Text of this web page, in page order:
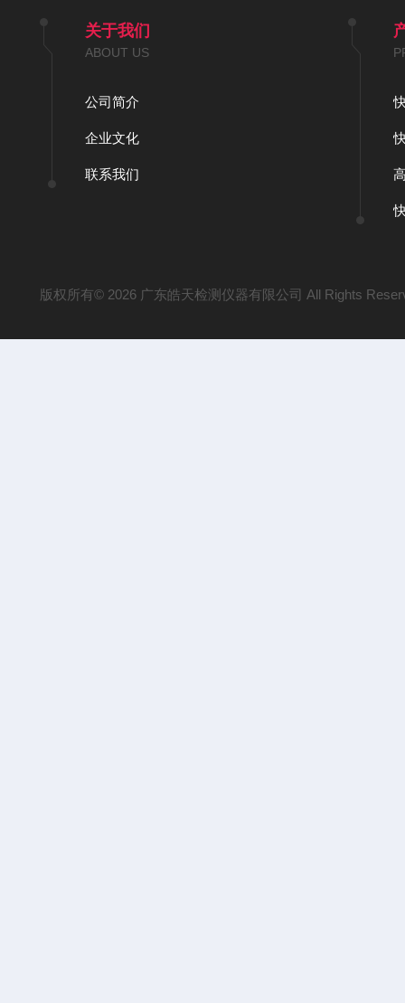
关于我们
ABOUT US
公司简介
企业文化
联系我们
版权所有© 2026 广东皓天检测仪器有限公司 All Rights